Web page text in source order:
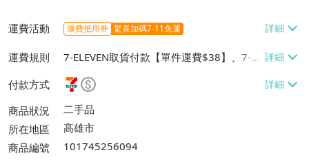
運費活動 運費抵用券 驚喜加碼7-11免運
運費規則
7-ELEVEN取貨付款【單件運費$38】、7-EL
EVEN取貨不付款【單件運費$38】、面交/
自取/不寄送【免運費】
付款方式
商品狀況
二手品
所在地區
高雄市
商品編號
101745256094